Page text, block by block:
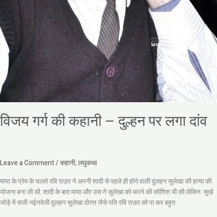
विजय गर्ग की कहानी – दुल्हन पर लगा दांव
Leave a Comment/कहानी,लघुकथा
माया के प्रेम के चलते रवि राउत ने अपनी शादी से पहले ही होने वाली दुलहन सुलेखा की हत्या की
योजना बना ली थी. शादी के बाद माया और उस ने सुलेखा को मारने की कोशिश भी की लेकिन. सुर्ख
जोड़े में सजी नईनवेली दुलहन सुलेखा दोस्त जैसे पति रवि राउत को पा कर बहुत